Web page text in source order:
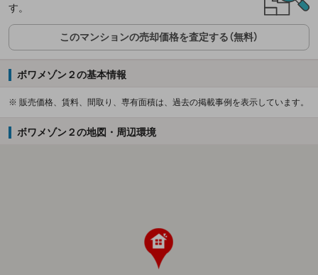
す。
このマンションの売却価格を査定する（無料）
ボワメゾン２の基本情報
※ 販売価格、賃料、間取り、専有面積は、過去の掲載事例を表示しています。
ボワメゾン２の地図・周辺環境